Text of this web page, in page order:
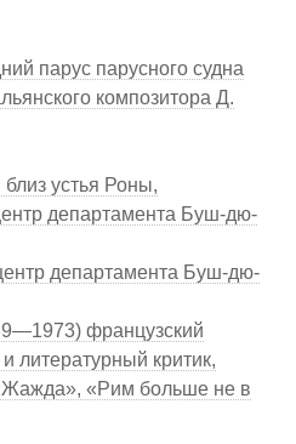
парус парусного судна
композитора Д.
устья Роны,
департамента Буш-дю-
департамента Буш-дю-
французский
литературный критик,
«Рим больше не в